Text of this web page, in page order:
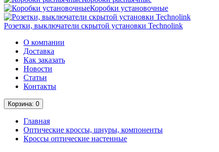
Коробки установочные
Розетки, выключатели скрытой установки Technolink
О компании
Доставка
Как заказать
Новости
Статьи
Контакты
Корзина: 0
Главная
Оптические кроссы, шнуры, компоненты
Кроссы оптические настенные